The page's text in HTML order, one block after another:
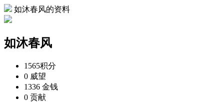
如沐春风的资料
如沐春风
1565积分
0 威望
1336 金钱
0 贡献